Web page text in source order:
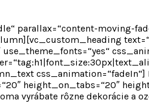
parallax=“content-moving-
height_on_tabs=“20″
vyrábate rôzne dekorácie a